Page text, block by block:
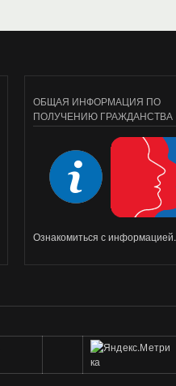
ОБЩАЯ ИНФОРМАЦИЯ ПО
ПОЛУЧЕНИЮ ГРАЖДАНСТВА
Ознакомиться с